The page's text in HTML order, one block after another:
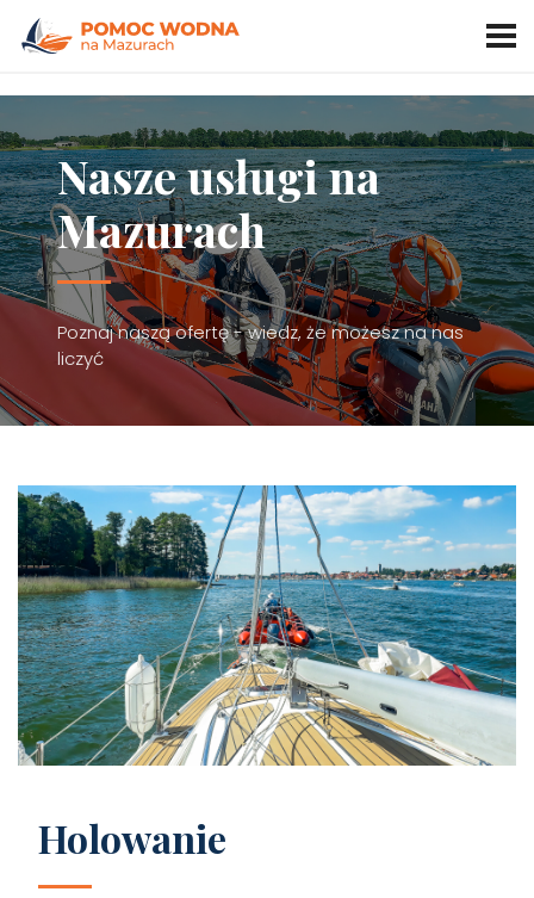
Nasze usługi na
Mazurach
Poznaj naszą ofertę - wiedz, że możesz na nas
liczyć
Holowanie